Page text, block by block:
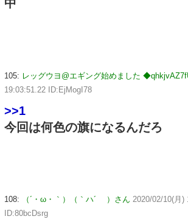
中
105: レッグウヨ@エギング始めました
19:03:51.22 ID:EjMogI78
>>1
今回は何色の旗になるんだろ
108: （´・ω・｀）（｀ハ´ ）さん 2020/02/10(月)
ID:80bcDsrg